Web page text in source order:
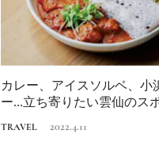
カレー、アイスソルベ、小
ー...立ち寄りたい雲仙のス
TRAVEL 2022.4.11